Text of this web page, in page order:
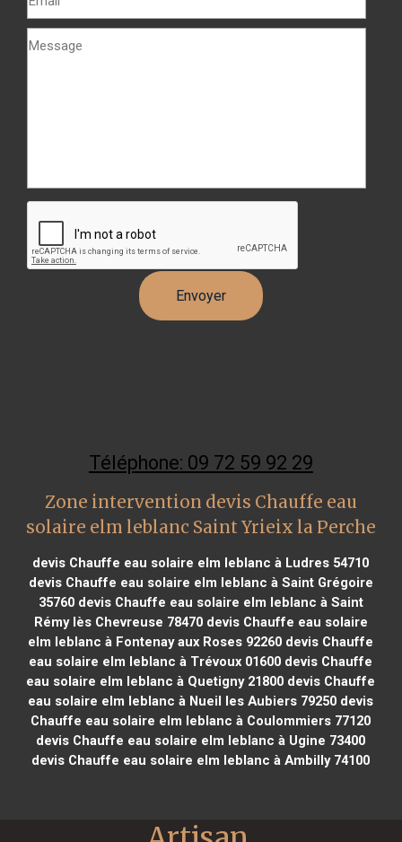
Téléphone: 09 72 59 92 29
Zone intervention devis Chauffe eau
solaire elm leblanc Saint Yrieix la Perche
devis Chauffe eau solaire elm leblanc à Ludres 54710
devis Chauffe eau solaire elm leblanc à Saint Grégoire
35760devis Chauffe eau solaire elm leblanc à Saint
Rémy lès Chevreuse 78470devis Chauffe eau solaire
elm leblanc à Fontenay aux Roses 92260 devis Chauffe
eau solaire elm leblanc à Trévoux 01600 devis Chauffe
eau solaire elm leblanc à Quetigny 21800 devis Chauffe
eau solaire elm leblanc à Nueil les Aubiers 79250 devis
Chauffe eau solaire elm leblanc à Coulommiers 77120
devis Chauffe eau solaire elm leblanc à Ugine 73400
devis Chauffe eau solaire elm leblanc à Ambilly 74100